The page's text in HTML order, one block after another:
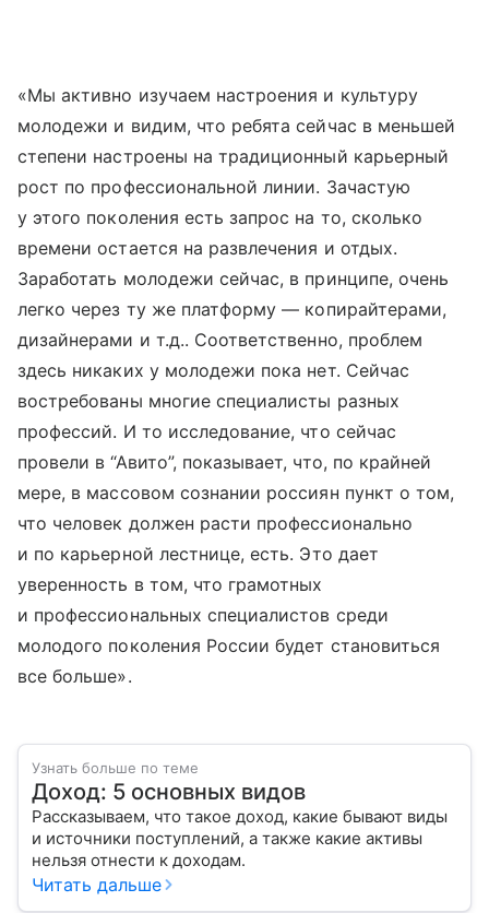
«Мы активно изучаем настроения и культуру
молодежи и видим, что ребята сейчас в меньшей
степени настроены на традиционный карьерный
рост по профессиональной линии. Зачастую
у этого поколения есть запрос на то, сколько
времени остается на развлечения и отдых.
Заработать молодежи сейчас, в принципе, очень
легко через ту же платформу — копирайтерами,
дизайнерами и т.д.. Соответственно, проблем
здесь никаких у молодежи пока нет. Сейчас
востребованы многие специалисты разных
профессий. И то исследование, что сейчас
провели в “Авито”, показывает, что, по крайней
мере, в массовом сознании россиян пункт о том,
что человек должен расти профессионально
и по карьерной лестнице, есть. Это дает
уверенность в том, что грамотных
и профессиональных специалистов среди
молодого поколения России будет становиться
все больше».
Узнать больше по теме
Доход: 5 основных видов
Рассказываем, что такое доход, какие бывают виды
и источники поступлений, а также какие активы
нельзя отнести к доходам.
Читать дальше